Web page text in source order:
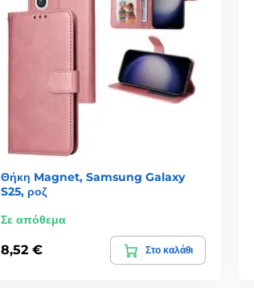
Θήκη Magnet, Samsung Galaxy
S25, ροζ
Σε απόθεμα
8,52 € Στο καλάθι